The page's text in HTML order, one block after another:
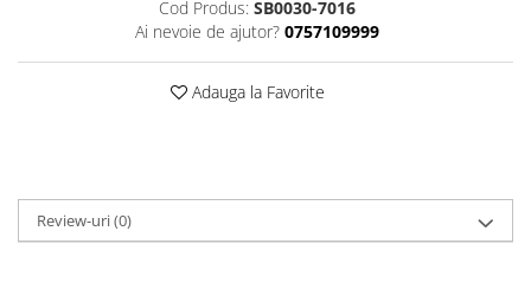
SCHLEBACH
Cod Produs: SB0030-7016
Ai nevoie de ajutor? 0757109999
Adauga la Favorite
Review-uri(0)